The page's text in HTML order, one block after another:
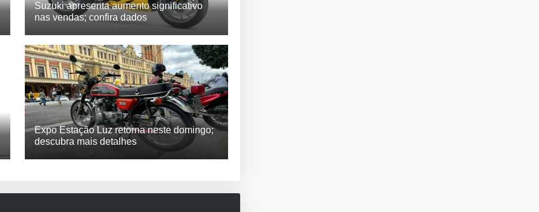
Suzuki apresenta aumento significativo
nas vendas; confira dados
Expo Estação Luz retorna neste domingo;
descubra mais detalhes